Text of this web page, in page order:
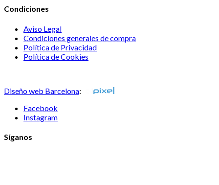
Condiciones
Aviso Legal
Condiciones generales de compra
Política de Privacidad
Política de Cookies
Diseño web Barcelona:
Facebook
Instagram
Síganos